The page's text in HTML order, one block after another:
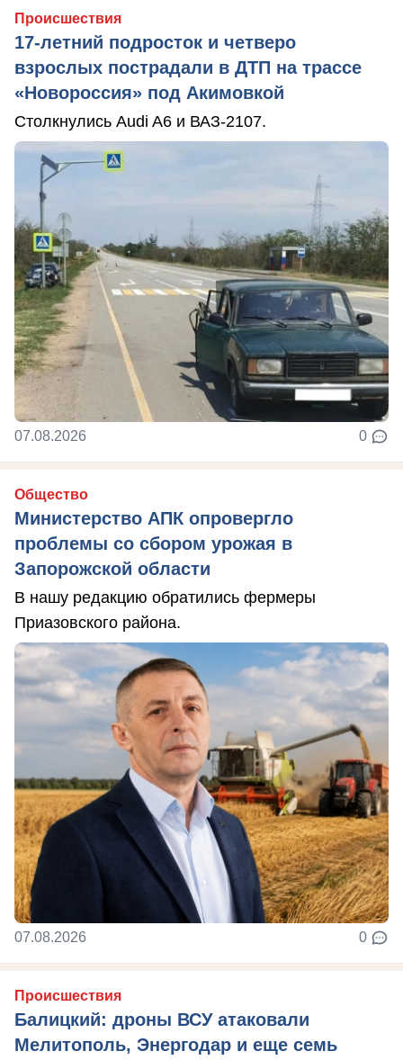
Происшествия
17-летний подросток и четверо
взрослых пострадали в ДТП на трассе
«Новороссия» под Акимовкой
Столкнулись Audi A6 и ВАЗ-2107.
07.08.2026 0
Общество
Министерство АПК опровергло
проблемы со сбором урожая в
Запорожской области
В нашу редакцию обратились фермеры
Приазовского района.
07.08.2026 0
Происшествия
Балицкий: дроны ВСУ атаковали
Мелитополь, Энергодар и еще семь